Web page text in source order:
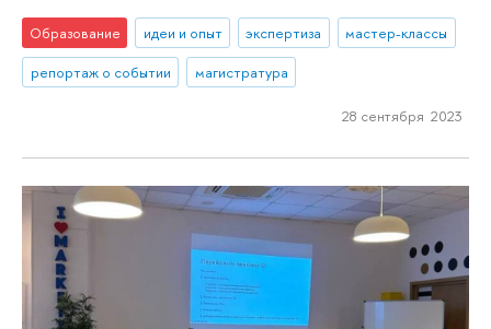
Образование идеи и опыт экспертиза
мастер-классы
репортаж о событии
магистратура
28 сентября 2023